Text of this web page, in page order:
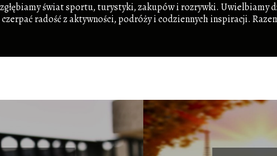
świat sportu, turystyki, zakupów i rozrywki. Uwielbiamy
czerpać radość z aktywności, podróży i codziennych inspiracji.